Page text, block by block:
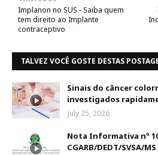
Implanon no SUS - Saiba quem
tem direito ao Implante
contraceptivo
TALVEZ VOCÊ GOSTE DESTAS
Sinais do câncer
investigados
July 25, 2026
Nota Informativa nº
CGARB/DEDT/SVSA/MS